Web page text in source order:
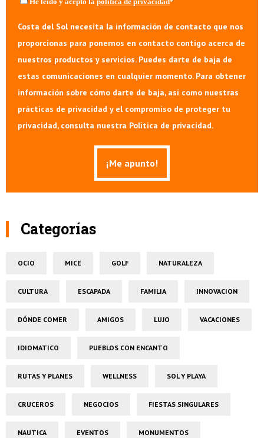
Costa del Sol necesita la información de contacto que nos
proporcionas para ponernos en contacto contigo acerca de
nuestros productos y servicios. Puedes darte de baja de
estas comunicaciones en cualquier momento. Para obtener
información sobre cómo darte de baja, así como nuestras
prácticas de privacidad y el compromiso de proteger tu
privacidad, consulta nuestra Política de privacidad.
Categorías
OCIO MICE GOLF NATURALEZA
CULTURA ESCAPADA FAMILIA INNOVACION
DÓNDE COMER AMIGOS LUJO VACACIONES
IDIOMATICO PUEBLOS CON ENCANTO
RUTAS Y PLANES WELLNESS SOL Y PLAYA
CRUCEROS NEGOCIOS FIESTAS SINGULARES
NAUTICA EVENTOS MONUMENTOS